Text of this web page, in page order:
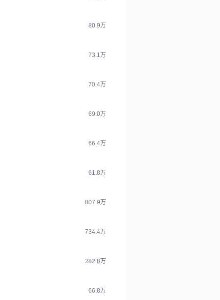
80.9万
73.1万
70.4万
69.0万
66.4万
61.8万
807.9万
734.4万
282.8万
66.8万